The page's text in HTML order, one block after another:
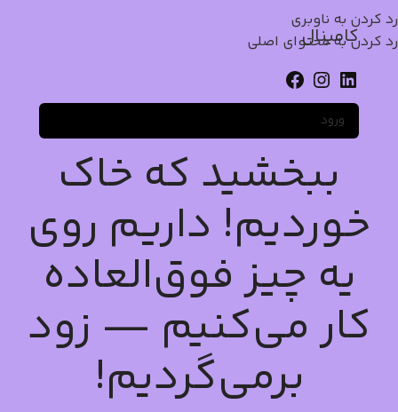
رد کردن به ناوبری
رد کردن به محتوای اصلی
کامینال
ورود
ببخشید که خاک
خوردیم! داریم روی
یه چیز فوق‌العاده
کار می‌کنیم — زود
برمی‌گردیم!